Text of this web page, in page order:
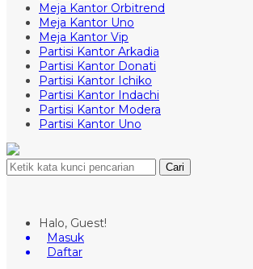
Meja Kantor Orbitrend
Meja Kantor Uno
Meja Kantor Vip
Partisi Kantor Arkadia
Partisi Kantor Donati
Partisi Kantor Ichiko
Partisi Kantor Indachi
Partisi Kantor Modera
Partisi Kantor Uno
Cari
Halo, Guest!
Masuk
Daftar